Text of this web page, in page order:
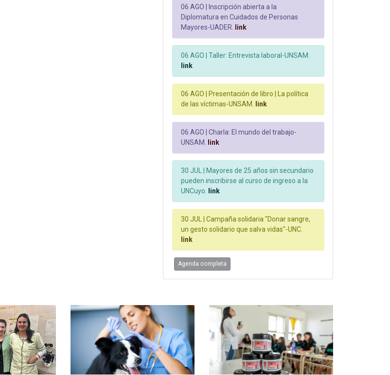
06 AGO |
Inscripción abierta a la
Diplomatura en Cuidados de Personas
Mayores-UADER.
link
06 AGO |
Taller: Entrevista laboral-UNSAM.
link
06 AGO |
Presentación de libro | La política
de las víctimas-UNSAM.
link
06 AGO |
Charla: El mundo del trabajo-
UNSAM.
link
30 JUL |
Mayores de 25 años sin secundario
pueden inscribirse al curso de ingreso a la
UNCuyo.
link
30 JUL |
Campaña solidaria "Donar sangre,
un gesto solidario que salva vidas"-UNC.
link
Agenda completa